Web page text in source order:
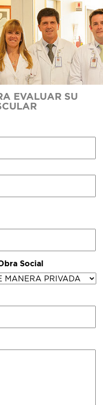
EVALUAR SU
Social